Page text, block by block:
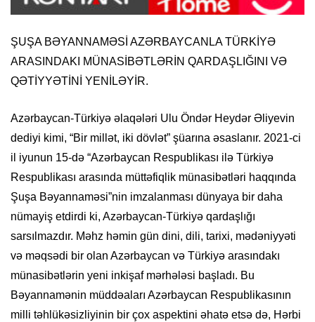
ŞUŞA BƏYANNAMƏSİ AZƏRBAYCANLA TÜRKİYƏ
ARASINDAKI MÜNASİBƏTLƏRİN QARDAŞLIĞINI VƏ
QƏTİYYƏTİNİ YENİLƏYİR.
Azərbaycan-Türkiyə əlaqələri Ulu Öndər Heydər Əliyevin
dediyi kimi, “Bir millət, iki dövlət” şüarına əsaslanır. 2021-ci
il iyunun 15-də “Azərbaycan Respublikası ilə Türkiyə
Respublikası arasında müttəfiqlik münasibətləri haqqında
Şuşa Bəyannaməsi”nin imzalanması dünyaya bir daha
nümayiş etdirdi ki, Azərbaycan-Türkiyə qardaşlığı
sarsılmazdır. Məhz həmin gün dini, dili, tarixi, mədəniyyəti
və məqsədi bir olan Azərbaycan və Türkiyə arasındakı
münasibətlərin yeni inkişaf mərhələsi başladı. Bu
Bəyannamənin müddəaları Azərbaycan Respublikasının
milli təhlükəsizliyinin bir çox aspektini əhatə etsə də, Hərbi